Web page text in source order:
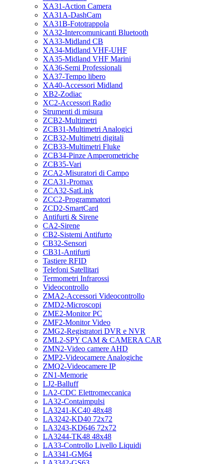
XA31-Action Camera
XA31A-DashCam
XA31B-Fototrappola
XA32-Intercomunicanti Bluetooth
XA33-Midland CB
XA34-Midland VHF-UHF
XA35-Midland VHF Marini
XA36-Semi Professionali
XA37-Tempo libero
XA40-Accessori Midland
XB2-Zodiac
XC2-Accessori Radio
Strumenti di misura
ZCB2-Multimetri
ZCB31-Multimetri Analogici
ZCB32-Multimetri digitali
ZCB33-Multimetri Fluke
ZCB34-Pinze Amperometriche
ZCB35-Vari
ZCA2-Misuratori di Campo
ZCA31-Promax
ZCA32-SatLink
ZCC2-Programmatori
ZCD2-SmartCard
Antifurti & Sirene
CA2-Sirene
CB2-Sistemi Antifurto
CB32-Sensori
CB31-Antifurti
Tastiere RFID
Telefoni Satellitari
Termometri Infrarossi
Videocontrollo
ZMA2-Accessori Videocontrollo
ZMD2-Microscopi
ZME2-Monitor PC
ZMF2-Monitor Video
ZMG2-Registratori DVR e NVR
ZML2-SPY CAM & CAMERA CAR
ZMN2-Video camere AHD
ZMP2-Videocamere Analogiche
ZMQ2-Videocamere IP
ZN1-Memorie
LJ2-Balluff
LA2-CDC Elettromeccanica
LA32-Contaimpulsi
LA3241-KC40 48x48
LA3242-KD40 72x72
LA3243-KD646 72x72
LA3244-TK48 48x48
LA33-Controllo Livello Liquidi
LA3341-GM64